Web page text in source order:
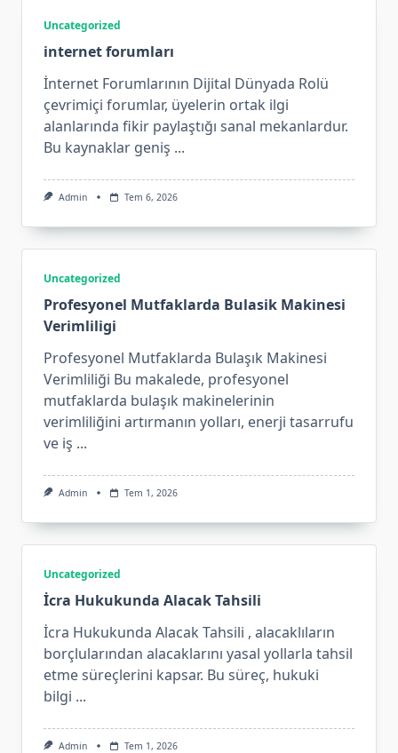
Uncategorized
internet forumları
İnternet Forumlarının Dijital Dünyada Rolü
çevrimiçi forumlar, üyelerin ortak ilgi
alanlarında fikir paylaştığı sanal mekanlardur.
Bu kaynaklar geniş ...
Admin Tem 6, 2026
Uncategorized
Profesyonel Mutfaklarda Bulasik Makinesi
Verimliligi
Profesyonel Mutfaklarda Bulaşık Makinesi
Verimliliği Bu makalede, profesyonel
mutfaklarda bulaşık makinelerinin
verimliliğini artırmanın yolları, enerji tasarrufu
ve iş ...
Admin Tem 1, 2026
Uncategorized
İcra Hukukunda Alacak Tahsili
İcra Hukukunda Alacak Tahsili , alacaklıların
borçlularından alacaklarını yasal yollarla tahsil
etme süreçlerini kapsar. Bu süreç, hukuki
bilgi ...
Admin Tem 1, 2026